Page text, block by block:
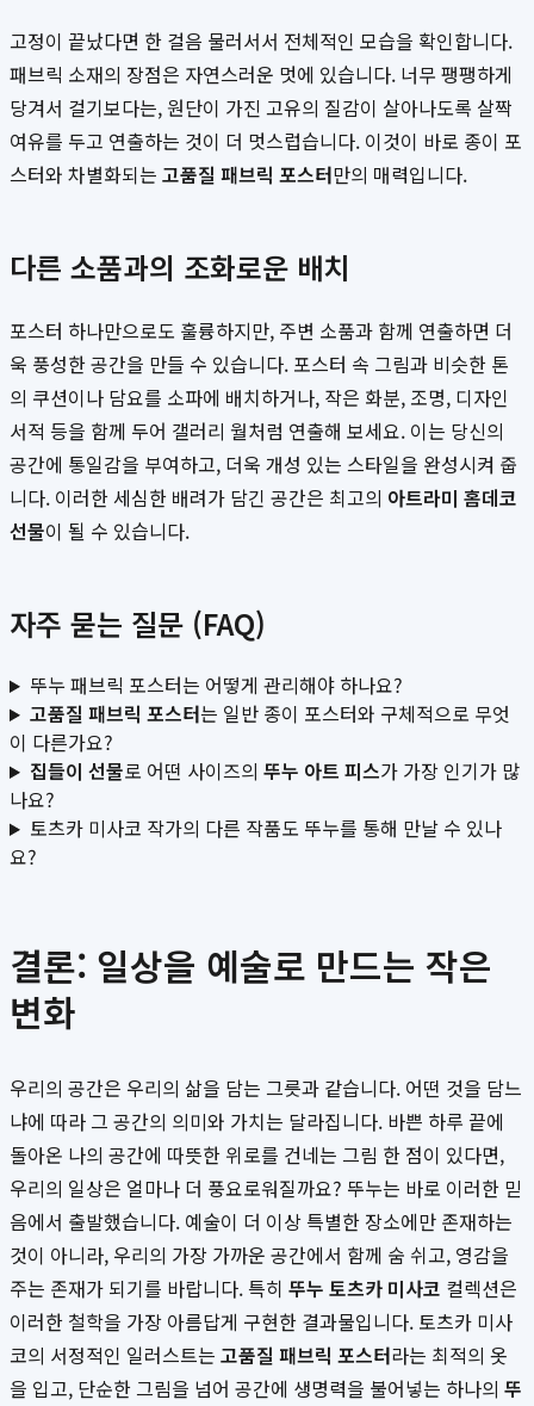
고정이 끝났다면 한 걸음 물러서서 전체적인 모습을 확인합니다.
패브릭 소재의 장점은 자연스러운 멋에 있습니다. 너무 팽팽하게
당겨서 걸기보다는, 원단이 가진 고유의 질감이 살아나도록 살짝
여유를 두고 연출하는 것이 더 멋스럽습니다. 이것이 바로 종이 포
스터와 차별화되는 고품질 패브릭 포스터만의 매력입니다.
다른 소품과의 조화로운 배치
포스터 하나만으로도 훌륭하지만, 주변 소품과 함께 연출하면 더
욱 풍성한 공간을 만들 수 있습니다. 포스터 속 그림과 비슷한 톤
의 쿠션이나 담요를 소파에 배치하거나, 작은 화분, 조명, 디자인
서적 등을 함께 두어 갤러리 월처럼 연출해 보세요. 이는 당신의
공간에 통일감을 부여하고, 더욱 개성 있는 스타일을 완성시켜 줍
니다. 이러한 세심한 배려가 담긴 공간은 최고의 아트라미 홈데코
선물이 될 수 있습니다.
자주 묻는 질문 (FAQ)
뚜누 패브릭 포스터는 어떻게 관리해야 하나요?
고품질 패브릭 포스터는 일반 종이 포스터와 구체적으로 무엇
이 다른가요?
집들이 선물로 어떤 사이즈의 뚜누 아트 피스가 가장 인기가 많
나요?
토츠카 미사코 작가의 다른 작품도 뚜누를 통해 만날 수 있나
요?
결론: 일상을 예술로 만드는 작은
변화
우리의 공간은 우리의 삶을 담는 그릇과 같습니다. 어떤 것을 담느
냐에 따라 그 공간의 의미와 가치는 달라집니다. 바쁜 하루 끝에
돌아온 나의 공간에 따뜻한 위로를 건네는 그림 한 점이 있다면,
우리의 일상은 얼마나 더 풍요로워질까요? 뚜누는 바로 이러한 믿
음에서 출발했습니다. 예술이 더 이상 특별한 장소에만 존재하는
것이 아니라, 우리의 가장 가까운 공간에서 함께 숨 쉬고, 영감을
주는 존재가 되기를 바랍니다. 특히 뚜누 토츠카 미사코 컬렉션은
이러한 철학을 가장 아름답게 구현한 결과물입니다. 토츠카 미사
코의 서정적인 일러스트는 고품질 패브릭 포스터라는 최적의 옷
을 입고, 단순한 그림을 넘어 공간에 생명력을 불어넣는 하나의 뚜